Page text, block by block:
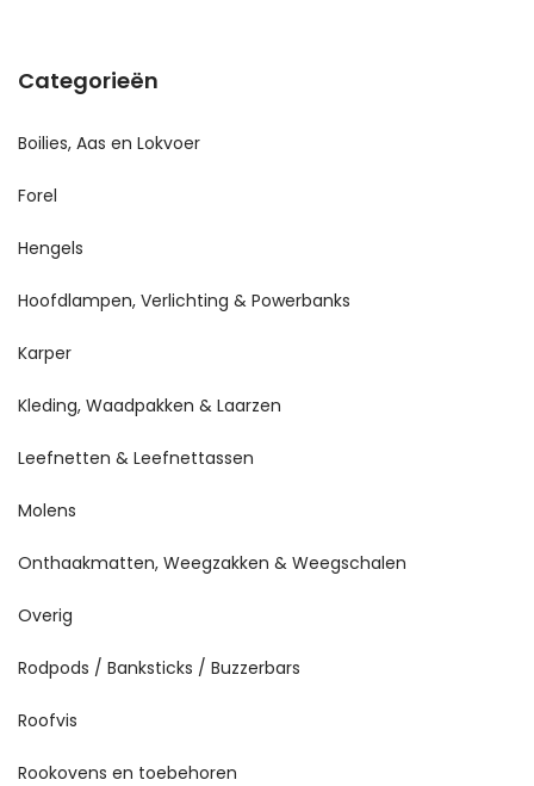
Categorieën
Boilies, Aas en Lokvoer
Forel
Hengels
Hoofdlampen, Verlichting & Powerbanks
Karper
Kleding, Waadpakken & Laarzen
Leefnetten & Leefnettassen
Molens
Onthaakmatten, Weegzakken & Weegschalen
Overig
Rodpods / Banksticks / Buzzerbars
Roofvis
Rookovens en toebehoren